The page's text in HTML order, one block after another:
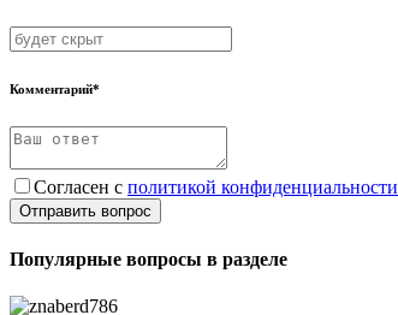
Комментарий*
Согласен с политикой конфиденциальности
Отправить вопрос
Популярные вопросы в разделе